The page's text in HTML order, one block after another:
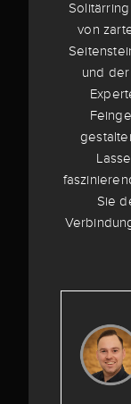
von
und
Sie